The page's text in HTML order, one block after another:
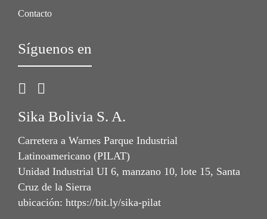
Contacto
Síguenos en
Sika Bolivia S. A.
Carretera a Warnes Parque Industrial
Latinoamericano (PILAT)
Unidad Industrial UI 6, manzano 10, lote 15, Santa
Cruz de la Sierra
ubicación: https://bit.ly/sika-pilat